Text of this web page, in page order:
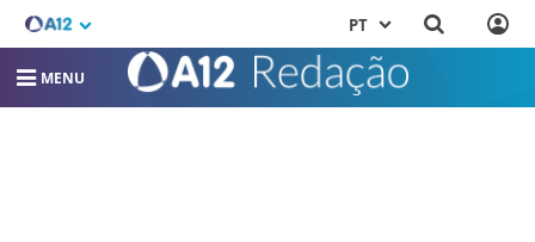
PT
MENU